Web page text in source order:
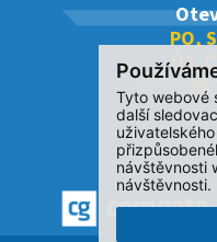
Tyto webové
další
návštěvnosti
návštěvnosti.
PO,
ÚT,
PÁ